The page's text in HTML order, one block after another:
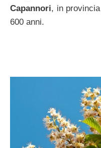
Capannori, in
600 anni.